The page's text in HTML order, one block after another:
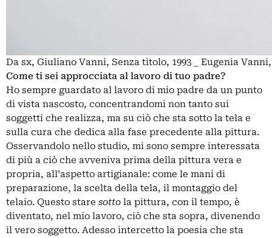
Da sx, Giuliano Vanni, Senza titolo, 1993 _ Eugenia
Come ti sei approcciata al lavoro di tuo padre?
Ho sempre guardato al lavoro di mio padre da un punto
di vista nascosto, concentrandomi non tanto sui
soggetti che realizza, ma su ciò che sta sotto la tela e
sulla cura che dedica alla fase precedente alla pittura.
Osservandolo nello studio, mi sono sempre interessata
di più a ciò che avveniva prima della pittura vera e
propria, all’aspetto artigianale: come le mani di
preparazione, la scelta della tela, il montaggio del
telaio. Questo stare sotto la pittura, con il tempo, è
diventato, nel mio lavoro, ciò che sta sopra, divenendo
il vero soggetto. Adesso intercetto la poesia che sta